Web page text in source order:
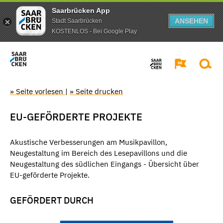
Saarbrücken App
Stadt Saarbrücken
KOSTENLOS - Bei Google Play
ANSEHEN
» Seite vorlesen | » Seite drucken
EU-GEFÖRDERTE PROJEKTE
Akustische Verbesserungen am Musikpavillon,
Neugestaltung im Bereich des Lesepavillons und die
Neugestaltung des südlichen Eingangs - Übersicht über
EU-geförderte Projekte.
GEFÖRDERT DURCH